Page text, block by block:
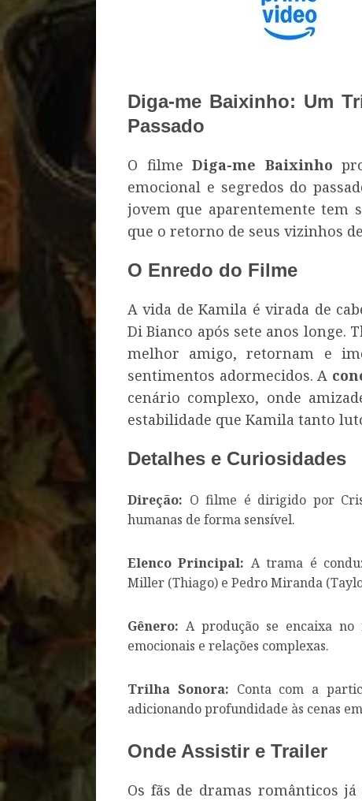
Diga-me Baixinho: Um
Passado
O filmeDiga-me Baixinho
emocional e segredos do
jovem que aparentemente tem
que o retorno de seus vizinhos
O Enredo do Filme
A vida de Kamila é virada de
Di Bianco após sete anos longe.
melhor amigo, retornam e
sentimentos adormecidos. A
cenário complexo, onde
estabilidade que Kamila tanto
Detalhes e Curiosidades
Direção: O filme é dirigido por Cris
humanas de forma sensível.
Elenco Principal: A trama é
Miller (Thiago) e Pedro Miranda
Gênero: A produção se encaixa no
emocionais e relações complexas.
Trilha Sonora: Conta com a
adicionando profundidade às cenas
Onde Assistir e Trailer
Os fãs de dramas românticos